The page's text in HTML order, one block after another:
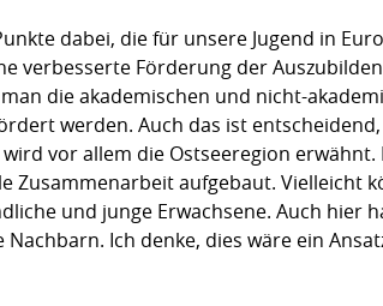
dabei, die für unsere Jugend in
verbesserte Förderung der
die akademischen und nicht-
werden. Auch das ist
vor allem die Ostseeregion
Zusammenarbeit aufgebaut. Vielleicht
und junge Erwachsene. Auch hier
Ich denke, dies wäre ein